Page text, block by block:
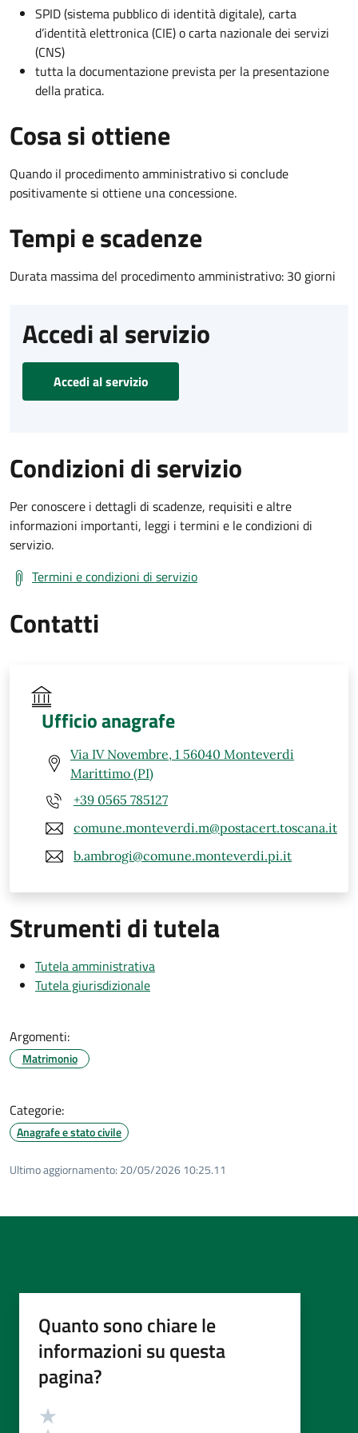
SPID (sistema pubblico di identità digitale), carta
d’identità elettronica (CIE) o carta nazionale dei servizi
(CNS)
tutta la documentazione prevista per la presentazione
della pratica.
Cosa si ottiene
Quando il procedimento amministrativo si conclude
positivamente si ottiene una concessione.
Tempi e scadenze
Durata massima del procedimento amministrativo: 30 giorni
Accedi al servizio
Accedi al servizio
Condizioni di servizio
Per conoscere i dettagli di scadenze, requisiti e altre
informazioni importanti, leggi i termini e le condizioni di
servizio.
Termini e condizioni di servizio
Contatti
Ufficio anagrafe
Via IV Novembre, 1 56040 Monteverdi
Marittimo (PI)
+39 0565 785127
comune.monteverdi.m@postacert.toscana.it
b.ambrogi@comune.monteverdi.pi.it
Strumenti di tutela
Tutela amministrativa
Tutela giurisdizionale
Argomenti:
Matrimonio
Categorie:
Anagrafe e stato civile
Ultimo aggiornamento: 20/05/2026 10:25.11
Quanto sono chiare le
informazioni su questa
pagina?
Valutazione